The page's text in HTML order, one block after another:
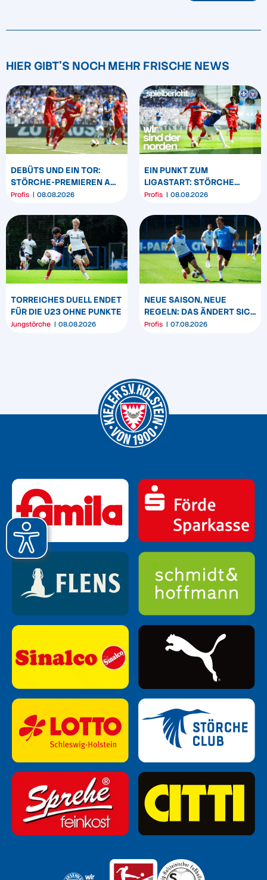
HIER GIBT'S NOCH MEHR FRISCHE NEWS
DEBÜTS UND EIN TOR:
STÖRCHE-PREMIEREN AM
„BÖLLE“
Profis 08.08.2026
EIN PUNKT ZUM
LIGASTART: STÖRCHE
SPIELEN REMIS IN
Profis 08.08.2026
TORREICHES DUELL ENDET
FÜR DIE U23 OHNE PUNKTE
Jungstörche 08.08.2026
NEUE SAISON, NEUE
REGELN: DAS ÄNDERT SICH
ZUM START DER 2.
Profis 07.08.2026